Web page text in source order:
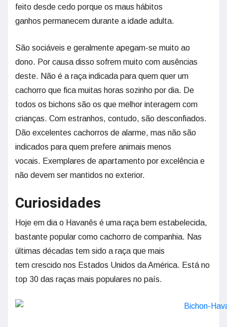
feito desde cedo porque os maus hábitos
ganhos permanecem durante a idade adulta.
São sociáveis e geralmente apegam-se muito ao
dono. Por causa disso sofrem muito com ausências
deste. Não é a raça indicada para quem quer um
cachorro que fica muitas horas sozinho por dia. De
todos os bichons são os que melhor interagem com
crianças. Com estranhos, contudo, são desconfiados.
Dão excelentes cachorros de alarme, mas não são
indicados para quem prefere animais menos
vocais. Exemplares de apartamento por excelência e
não devem ser mantidos no exterior.
Curiosidades
Hoje em dia o Havanês é uma raça bem estabelecida,
bastante popular como cachorro de companhia. Nas
últimas décadas tem sido a raça que mais
tem crescido nos Estados Unidos da América. Está no
top 30 das raças mais populares no país.